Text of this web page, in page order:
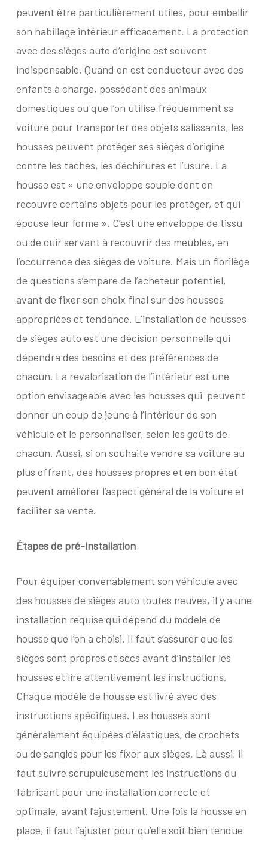
peuvent être particulièrement utiles, pour embellir
son habillage intérieur efficacement. La protection
avec des sièges auto d’origine est souvent
indispensable. Quand on est conducteur avec des
enfants à charge, possédant des animaux
domestiques ou que l’on utilise fréquemment sa
voiture pour transporter des objets salissants, les
housses peuvent protéger ses sièges d’origine
contre les taches, les déchirures et l’usure. La
housse est « une enveloppe souple dont on
recouvre certains objets pour les protéger, et qui
épouse leur forme ». C’est une enveloppe de tissu
ou de cuir servant à recouvrir des meubles, en
l’occurrence des sièges de voiture. Mais un florilège
de questions s’empare de l’acheteur potentiel,
avant de fixer son choix final sur des housses
appropriées et tendance. L’installation de housses
de sièges auto est une décision personnelle qui
dépendra des besoins et des préférences de
chacun. La revalorisation de l’intérieur est une
option envisageable avec les housses qui peuvent
donner un coup de jeune à l’intérieur de son
véhicule et le personnaliser, selon les goûts de
chacun. Aussi, si on souhaite vendre sa voiture au
plus offrant, des housses propres et en bon état
peuvent améliorer l’aspect général de la voiture et
faciliter sa vente.
Étapes de pré-installation
Pour équiper convenablement son véhicule avec
des housses de sièges auto toutes neuves, il y a une
installation requise qui dépend du modèle de
housse que l’on a choisi. Il faut s’assurer que les
sièges sont propres et secs avant d’installer les
housses et lire attentivement les instructions.
Chaque modèle de housse est livré avec des
instructions spécifiques. Les housses sont
généralement équipées d’élastiques, de crochets
ou de sangles pour les fixer aux sièges. Là aussi, il
faut suivre scrupuleusement les instructions du
fabricant pour une installation correcte et
optimale, avant l’ajustement. Une fois la housse en
place, il faut l’ajuster pour qu’elle soit bien tendue